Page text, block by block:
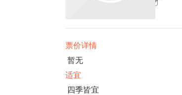
票价详情
暂无
适宜
四季皆宜